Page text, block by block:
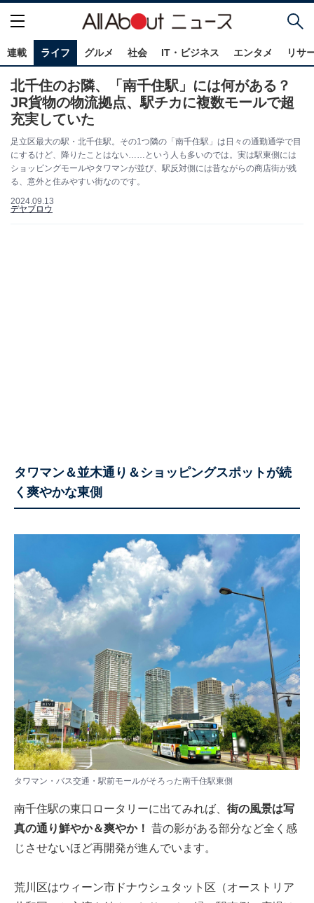
連載 ライフ グルメ 社会 IT・ビジネス エンタメ リサ
北千住のお隣、「南千住駅」には何がある？
JR貨物の物流拠点、駅チカに複数モールで超
充実していた
足立区最大の駅・北千住駅。その1つ隣の「南千住駅」は日々の通勤通学で目
にするけど、降りたことはない……という人も多いのでは。実は駅東側には
ショッピングモールやタワマンが並び、駅反対側には昔ながらの商店街が残
る、意外と住みやすい街なのです。
2024.09.13
デヤブロウ
タワマン＆並木通り＆ショッピングスポットが続
く爽やかな東側
タワマン・バス交通・駅前モールがそろった南千住駅東側
南千住駅の東口ロータリーに出てみれば、 街の風景は写
真の通り鮮やか＆爽やか！ 昔の影がある部分など全く感
じさせないほど再開発が進んでいます。
荒川区はウィーン市ドナウシュタット区（オーストリア